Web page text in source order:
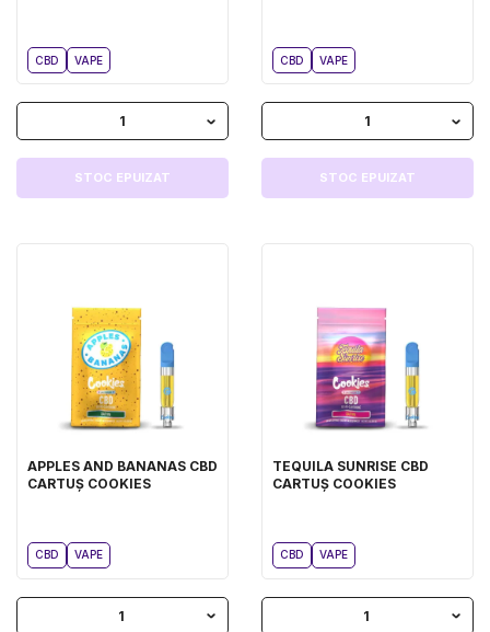
CBD VAPE
1
STOC EPUIZAT
CBD VAPE
1
STOC EPUIZAT
APPLES AND BANANAS CBD
CARTUȘ COOKIES
CBD VAPE
1
TEQUILA SUNRISE CBD
CARTUȘ COOKIES
CBD VAPE
1